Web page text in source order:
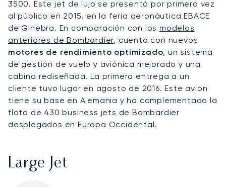
3500. Este jet de lujo se presentó por primera vez
al público en 2015, en la feria aeronáutica EBACE
de Ginebra. En comparación con los modelos
anteriores de Bombardier, cuenta con nuevos
motores de rendimiento optimizado, un sistema
de gestión de vuelo y aviónica mejorado y una
cabina rediseñada. La primera entrega a un
cliente tuvo lugar en agosto de 2016. Este avión
tiene su base en Alemania y ha complementado la
flota de 430 business jets de Bombardier
desplegados en Europa Occidental.
Large Jet